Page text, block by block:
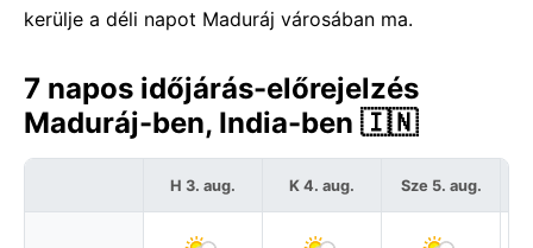
kerülje a déli napot Maduráj városában ma.
7 napos időjárás-előrejelzés
Maduráj-ben, India-ben 🇮🇳
H 3. aug. K 4. aug. Sze 5. aug.